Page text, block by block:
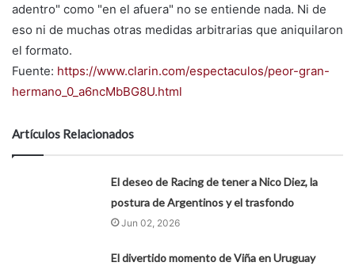
adentro" como "en el afuera" no se entiende nada. Ni de
eso ni de muchas otras medidas arbitrarias que aniquilaron
el formato.
Fuente: https://www.clarin.com/espectaculos/peor-gran-
hermano_0_a6ncMbBG8U.html
Artículos Relacionados
El deseo de Racing de tener a Nico Diez, la
postura de Argentinos y el trasfondo
Jun 02, 2026
El divertido momento de Viña en Uruguay